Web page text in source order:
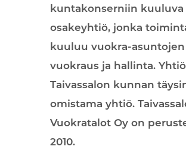
kuntakonserniin kuuluva
osakeyhtiö, jonka
kuuluu vuokra-asuntojen
vuokraus ja hallinta.
Taivassalon kunnan
omistama yhtiö.
Vuokratalot Oy on
2010.